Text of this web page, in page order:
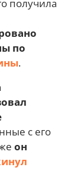
получила
по
.
с его
он